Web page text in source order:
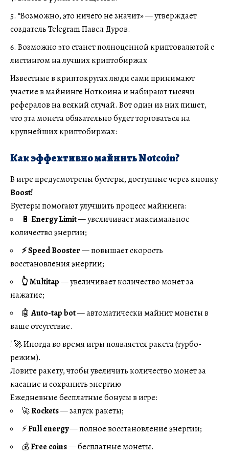
“Возможно, это ничего не значит» — утверждает
создатель Telegram Павел Дуров.
Возможно это станет полноценной криптовалютой с
листингом на лучших криптобиржах
Известные в криптокругах люди сами принимают
участие в майнинге Ноткоина и набирают тысячи
рефералов на всякий случай. Вот один из них пишет,
что эта монета обязательно будет торговаться на
крупнейших криптобиржах:
Как эффективно майнить Notcoin?
В игре предусмотрены бустеры, доступные черезкнопку
Boost!
Бустеры помогают улучшить процесс майнинга:
🔋 Energy Limit— увеличивает максимальное
количество энергии;
⚡️ Speed Booster— повышает скорость
восстановления энергии;
👆 Multitap— увеличивает количество монет за
нажатие;
🤖Auto-tap bot— автоматически майнит монеты в
ваше отсутствие.
! 🚀 Иногда во время игрыпоявляется ракета (турбо-
режим).
Ловите ракету, чтобы увеличить количество монет за
касание и сохранить энергию
Ежедневные бесплатные бонусы в игре:
🚀Rockets— запуск ракеты;
⚡Full energy— полное восстановление энергии;
💰Free coins— бесплатные монеты.